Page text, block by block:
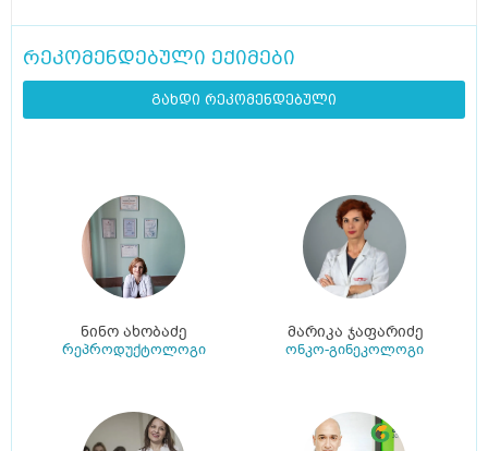
რეკომენდებული ექიმები
გახდი რეკომენდებული
ნინო ახობაძე
რეპროდუქტოლოგი
მარიკა ჯაფარიძე
ონკო-გინეკოლოგი